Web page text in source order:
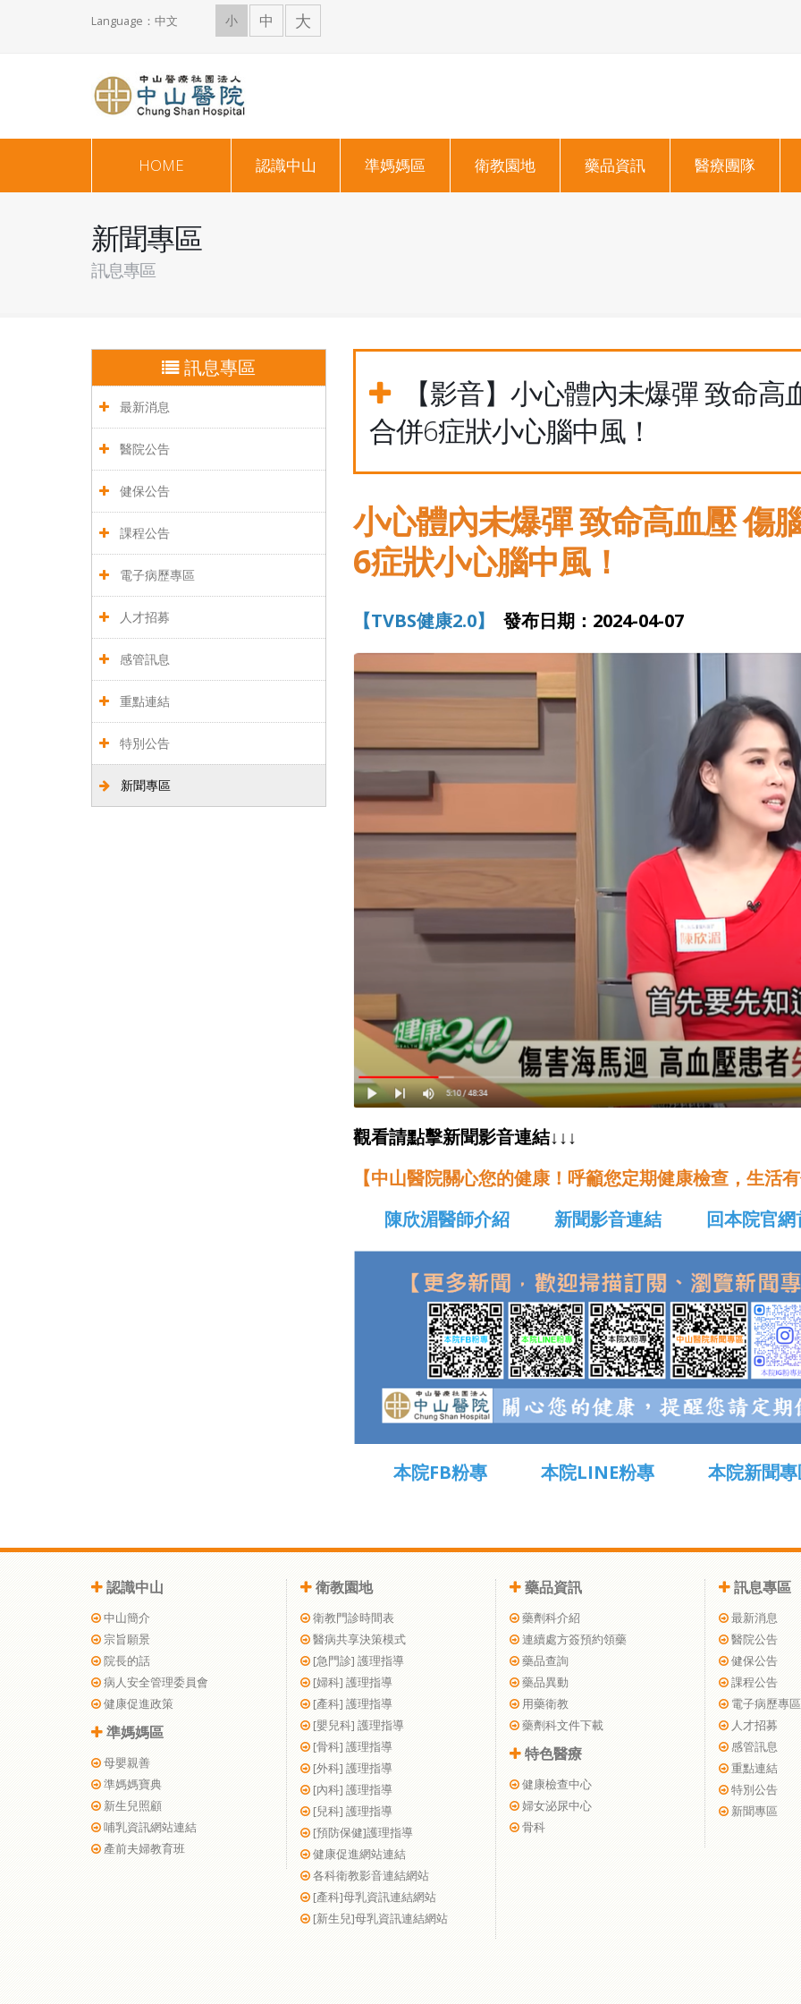
Language：中文 小 中 大
HOME 認識中山 準媽媽區 衛教園地 藥品資訊 醫療團隊
新聞專區
訊息專區
訊息專區
最新消息
醫院公告
健保公告
課程公告
電子病歷專區
人才招募
感管訊息
重點連結
特別公告
新聞專區
【影音】小心體內未爆彈 致命
合併6症狀小心腦中風！
小心體內未爆彈 致命高血壓 傷
6症狀小心腦中風！
【TVBS健康2.0】 發布日期：2024-04-07
觀看請點擊新聞影音連結↓↓↓
【中山醫院關心您的健康！呼籲您定期健康檢查，生活
陳欣湄醫師介紹
新聞影音連結 回本院官網
本院FB粉專 本院LINE粉專 本院新聞
認識中山
中山簡介
宗旨願景
院長的話
病人安全管理委員會
健康促進政策
準媽媽區
母嬰親善
準媽媽寶典
新生兒照顧
哺乳資訊網站連結
產前夫婦教育班
衛教園地
衛教門診時間表
醫病共享決策模式
[急門診] 護理指導
[婦科] 護理指導
[產科] 護理指導
[嬰兒科] 護理指導
[骨科] 護理指導
[外科] 護理指導
[內科] 護理指導
[兒科] 護理指導
[預防保健]護理指導
健康促進網站連結
各科衛教影音連結網站
[產科]母乳資訊連結網站
[新生兒]母乳資訊連結網站
藥品資訊
藥劑科介紹
連續處方簽預約領藥
藥品查詢
藥品異動
用藥衛教
藥劑科文件下載
特色醫療
健康檢查中心
婦女泌尿中心
骨科
訊息專區
最新消息
醫院公告
健保公告
課程公告
電子病歷專區
人才招募
感管訊息
重點連結
特別公告
新聞專區